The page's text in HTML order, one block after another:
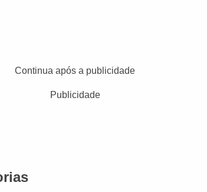
Continua após a publicidade
Publicidade